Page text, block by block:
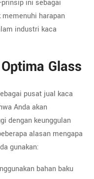
ini sebagai
harapan
industri kaca
Glass
pusat jual kaca
Anda akan
dengan keunggulan
alasan mengapa
gunakan:
bahan baku